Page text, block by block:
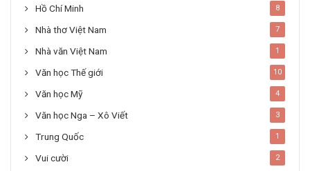
Hồ Chí Minh 8
Nhà thơ Việt Nam 7
Nhà văn Việt Nam 1
Văn học Thế giới 10
Văn học Mỹ 4
Văn học Nga – Xô Viết 3
Trung Quốc 1
Vui cười 2